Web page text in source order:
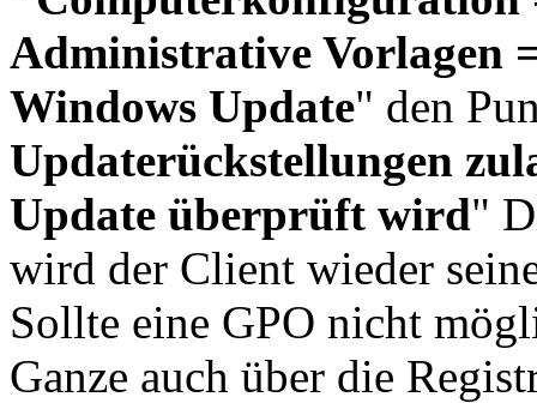
Administrative Vorlagen
Windows Update" den
Updaterückstellungen
Update überprüft wird"
wird der Client wieder
Sollte eine GPO nicht
Ganze auch über die